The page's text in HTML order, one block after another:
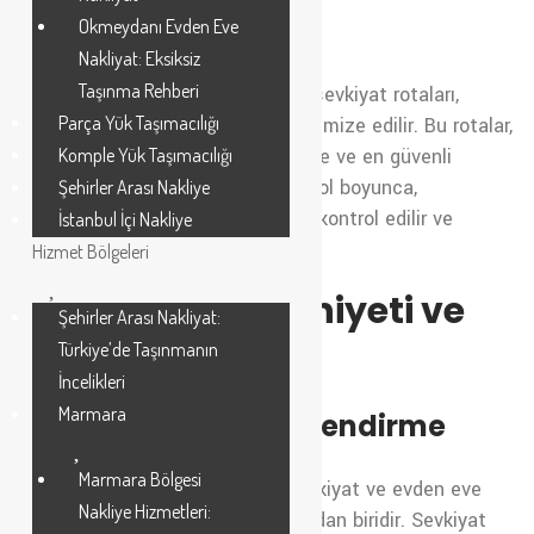
Sevkiyat
İstanbul’da Şile Tuzla arasındaki sevkiyat rotaları,
dikkatli bir şekilde planlanır ve optimize edilir. Bu rotalar,
yüklerin ve eşyaların en kısa sürede ve en güvenli
şekilde teslim edilmesini sağlar. Yol boyunca,
taşımacılık araçları düzenli olarak kontrol edilir ve
güvenliği sağlanır.
Müşteri Memnuniyeti ve
Geri Bildirim
Etkili İletişim ve Bilgilendirme
Müşteri memnuniyeti, nakliye, sevkiyat ve evden eve
taşımacılığın en önemli unsurlarından biridir. Sevkiyat
Okmeydanı Evden Eve
Nakliyat: Eksiksiz
Taşınma Rehberi
Parça Yük Taşımacılığı
Komple Yük Taşımacılığı
Şehirler Arası Nakliye
İstanbul İçi Nakliye
Hizmet Bölgeleri
Şehirler Arası Nakliyat:
Türkiye’de Taşınmanın
İncelikleri
Marmara
Marmara Bölgesi
Nakliye Hizmetleri: